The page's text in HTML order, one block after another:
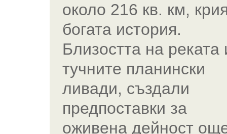
около 216 кв. км,
богата история.
Близостта на реката
тучните планински
ливади, създали
предпоставки за
оживена дейност